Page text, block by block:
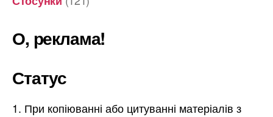
О, реклама!
Статус
При копіюванні або цитуванні матеріалів з